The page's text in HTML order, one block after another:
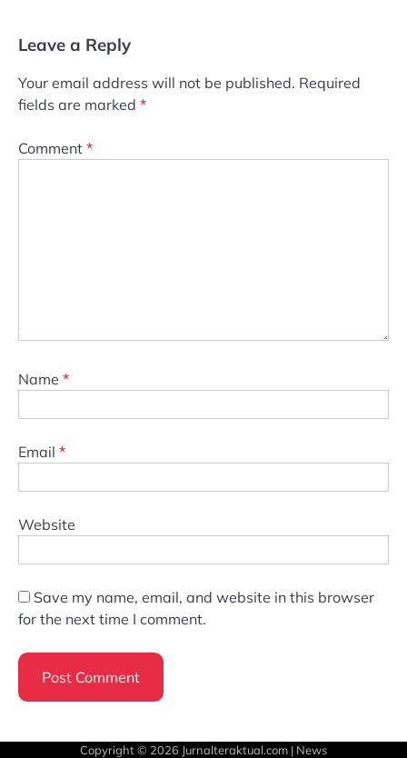
Leave a Reply
Your email address will not be published. Required
fields are marked *
Comment *
Name *
Email *
Website
Save my name, email, and website in this browser
for the next time I comment.
Copyright © 2026 Jurnalteraktual.com | News